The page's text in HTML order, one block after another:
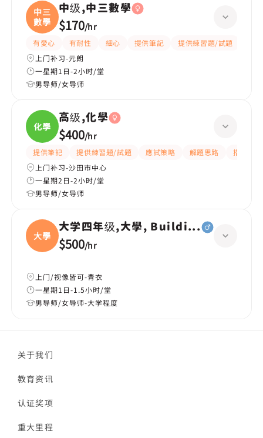
中三
數學
中级,中三數學
$170/hr
有愛心 有耐性 細心 提供筆記 提供練習題/試題
上门补习-元朗
一星期1日-2小时/堂
男导师/女导师
化學
高级,化學
$400/hr
提供筆記 提供練習題/試題 應試策略 解題思路
指導功課
上门补习-沙田市中心
一星期2日-2小时/堂
男导师/女导师
大學
大学四年级,大學, Building services
$500/hr
上门/视像皆可-青衣
一星期1日-1.5小时/堂
男导师/女导师-大学程度
关于我们
教育资讯
认证奖项
重大里程